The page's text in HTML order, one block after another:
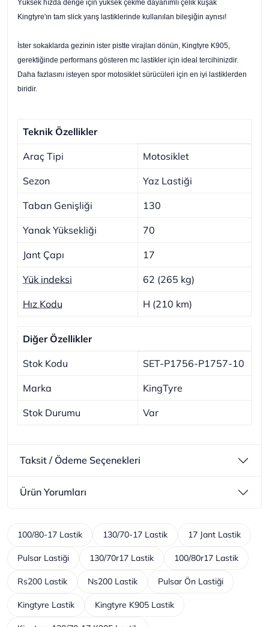
Yüksek hızda denge için yüksek çekme dayanımlı çelik kuşak
Kingtyre'ın tam slick yarış lastiklerinde kullanılan bileşiğin aynısı!
İster sokaklarda gezinin ister pistte virajları dönün, Kingtyre K905,
gerektiğinde performans gösteren mc lastikler için ideal tercihinizdir.
Daha fazlasını isteyen spor motosiklet sürücüleri için en iyi lastiklerden
biridir.
Teknik Özellikler
Araç Tipi Motosiklet
Sezon Yaz Lastiği
Taban Genişliği 130
Yanak Yüksekliği 70
Jant Çapı 17
Yük indeksi 62 (265 kg)
Hız Kodu H (210 km)
Diğer Özellikler
Stok Kodu SET-P1756-P1757-10
Marka KingTyre
Stok Durumu Var
Taksit / Ödeme Seçenekleri
Ürün Yorumları
100/80-17 Lastik 130/70-17 Lastik 17 Jant Lastik
Pulsar Lastiği 130/70r17 Lastik 100/80r17 Lastik
Rs200 Lastik Ns200 Lastik Pulsar Ön Lastiği
Kingtyre Lastik Kingtyre K905 Lastik